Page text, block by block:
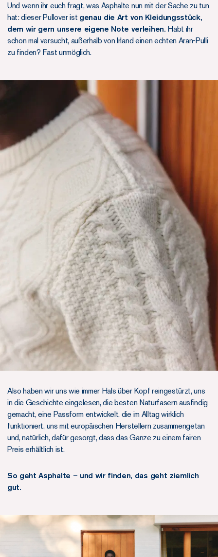
Und wenn ihr euch fragt, was Asphalte nun mit der Sache zu tun
hat: dieser Pullover ist genau die Art von Kleidungsstück,
dem wir gern unsere eigene Note verleihen. Habt ihr
schon mal versucht, außerhalb von Irland einen echten Aran-Pulli
zu finden? Fast unmöglich.
Also haben wir uns wie immer Hals über Kopf reingestürzt, uns
in die Geschichte eingelesen, die besten Naturfasern ausfindig
gemacht, eine Passform entwickelt, die im Alltag wirklich
funktioniert, uns mit europäischen Herstellern zusammengetan
und, natürlich, dafür gesorgt, dass das Ganze zu einem fairen
Preis erhältlich ist.
So geht Asphalte – und wir finden, das geht ziemlich
gut.